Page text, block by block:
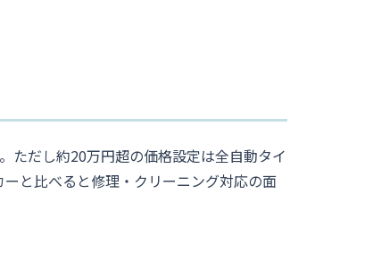
ただし約20万円超の価格設定は全自動タイ
と比べると修理・クリーニング対応の面